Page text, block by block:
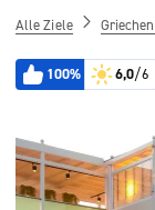
Alle Ziele
100% 6,0/6